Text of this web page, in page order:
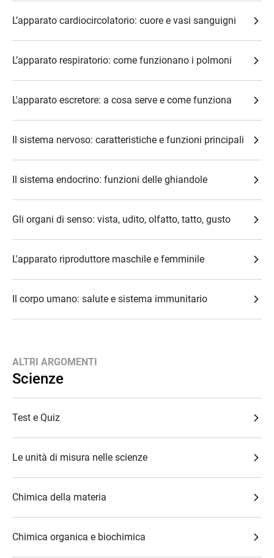
L’apparato cardiocircolatorio: cuore e vasi sanguigni
L’apparato respiratorio: come funzionano i polmoni
L'apparato escretore: a cosa serve e come funziona
Il sistema nervoso: caratteristiche e funzioni principali
Il sistema endocrino: funzioni delle ghiandole
Gli organi di senso: vista, udito, olfatto, tatto, gusto
L'apparato riproduttore maschile e femminile
Il corpo umano: salute e sistema immunitario
ALTRI ARGOMENTI
Scienze
Test e Quiz
Le unità di misura nelle scienze
Chimica della materia
Chimica organica e biochimica